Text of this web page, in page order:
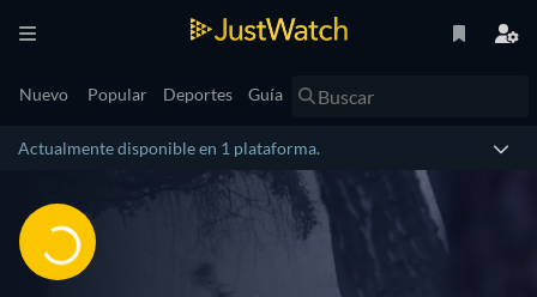
Nuevo Popular Deportes Guía
Actualmente disponible en 1 plataforma.